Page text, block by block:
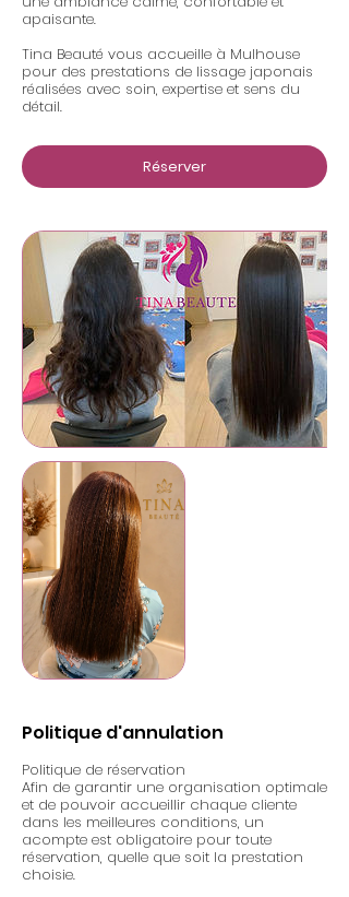
apaisante.
Tina Beauté vous accueille à Mulhouse
pour des prestations de lissage japonais
réalisées avec soin, expertise et sens du
détail.
Réserver
Politique d'annulation
Politique de réservation
Afin de garantir une organisation optimale
et de pouvoir accueillir chaque cliente
dans les meilleures conditions, un
acompte est obligatoire pour toute
réservation, quelle que soit la prestation
choisie.